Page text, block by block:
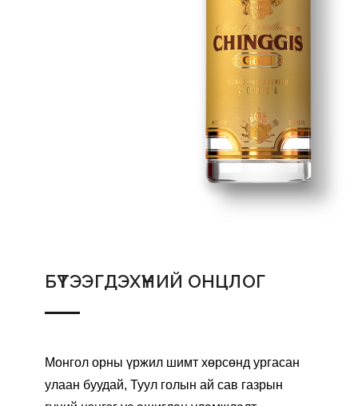
БҮТЭЭГДЭХҮҮНИЙ ОНЦЛОГ
Монгол орны үржил шимт хөрсөнд ургасан
улаан буудай, Туул голын ай сав газрын